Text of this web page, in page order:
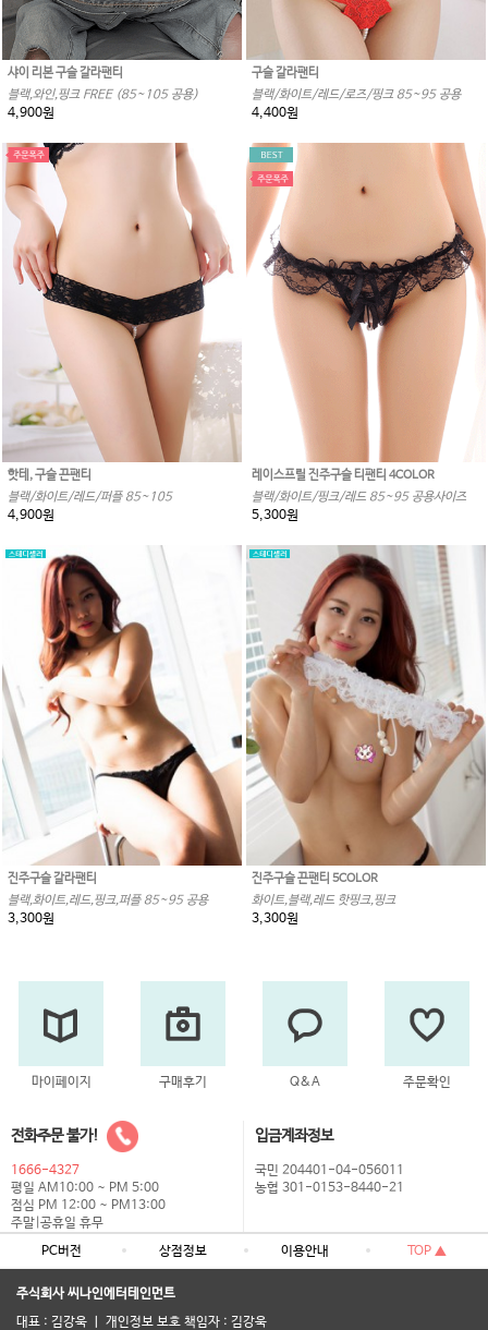
샤이 리본 구슬 갈라팬티
블랙,와인,핑크 FREE (85~105 공용)
4,900원
구슬 갈라팬티
블랙/화이트/레드/로즈/핑크 85~95 공용
4,400원
핫테, 구슬 끈팬티
블랙/화이트/레드/퍼플 85~105
4,900원
레이스프릴 진주구슬 티팬티 4COLOR
블랙/화이트/핑크/레드 85~95 공용사이즈
5,300원
진주구슬 갈라팬티
블랙,화이트,레드,핑크,퍼플 85~95 공용
3,300원
진주구슬 끈팬티 5COLOR
화이트,블랙,레드 핫핑크,핑크
3,300원
마이페이지 구매후기 Q&A 주문확인
전화주문 불가!
1666-4327
평일 AM10:00 ~ PM 5:00
점심 PM 12:00 ~ PM13:00
주말|공휴일 휴무
입금계좌정보
국민 204401-04-056011
농협 301-0153-8440-21
PC버전 상점정보 이용안내 TOP ▲
주식회사 씨나인에터테인먼트
대표 : 김강욱 ㅣ 개인정보 보호 책임자 : 김강욱